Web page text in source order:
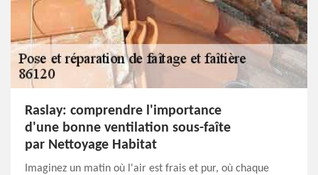
Raslay: comprendre l'importance
d'une bonne ventilation sous-faîte
par Nettoyage Habitat
Imaginez un matin où l'air est frais et pur, où chaque